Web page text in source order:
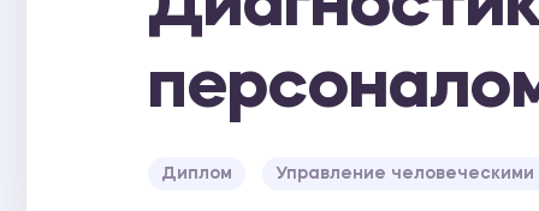
Диплом Управление человеческими